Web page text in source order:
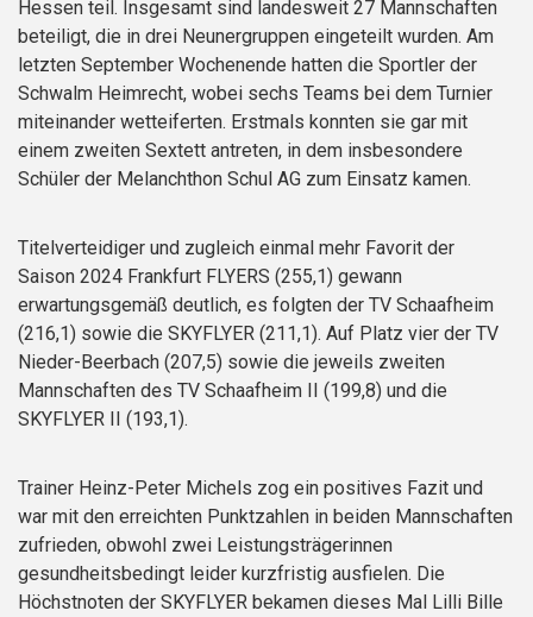
Hessen teil. Insgesamt sind landesweit 27 Mannschaften
beteiligt, die in drei Neunergruppen eingeteilt wurden. Am
letzten September Wochenende hatten die Sportler der
Schwalm Heimrecht, wobei sechs Teams bei dem Turnier
miteinander wetteiferten. Erstmals konnten sie gar mit
einem zweiten Sextett antreten, in dem insbesondere
Schüler der Melanchthon Schul AG zum Einsatz kamen.
Titelverteidiger und zugleich einmal mehr Favorit der
Saison 2024 Frankfurt FLYERS (255,1) gewann
erwartungsgemäß deutlich, es folgten der TV Schaafheim
(216,1) sowie die SKYFLYER (211,1). Auf Platz vier der TV
Nieder-Beerbach (207,5) sowie die jeweils zweiten
Mannschaften des TV Schaafheim II (199,8) und die
SKYFLYER II (193,1).
Trainer Heinz-Peter Michels zog ein positives Fazit und
war mit den erreichten Punktzahlen in beiden Mannschaften
zufrieden, obwohl zwei Leistungsträgerinnen
gesundheitsbedingt leider kurzfristig ausfielen. Die
Höchstnoten der SKYFLYER bekamen dieses Mal Lilli Bille